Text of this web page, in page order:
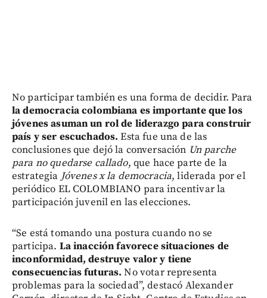
No participar también es una forma de decidir. Para
la democracia colombiana es importante que los
jóvenes asuman un rol de liderazgo para construir
país y ser escuchados.Esta fue una de las
conclusiones que dejó la conversación Un parche
para no quedarse callado, que hace parte de la
estrategia Jóvenes x la democracia, liderada por el
periódico EL COLOMBIANO para incentivar la
participación juvenil en las elecciones.
“Se está tomando una postura cuando no se
participa. La inacción favorece situaciones de
inconformidad, destruye valor y tiene
consecuencias futuras. No votar representa
problemas para la sociedad”, destacó Alexander